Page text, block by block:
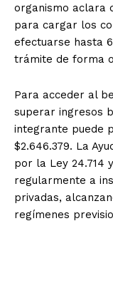
organismo aclara
para cargar los
efectuarse hasta
trámite de forma
Para acceder al
superar ingresos
integrante puede
$2.646.379. La
por la Ley 24.714
regularmente a
privadas,
regímenes